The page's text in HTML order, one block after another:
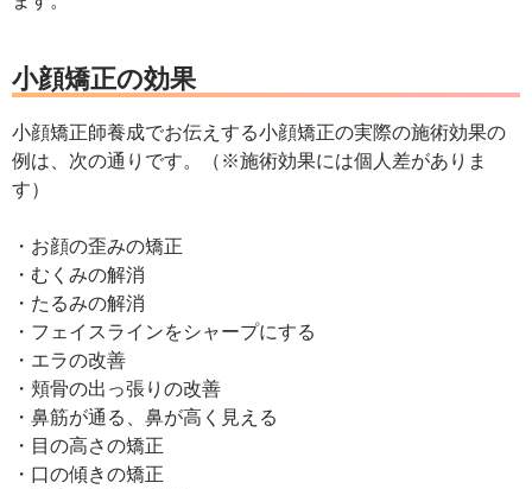
小顔矯正の効果
小顔矯正師養成でお伝えする小顔矯正の実際の施術効果の
例は、次の通りです。（※施術効果には個人差がありま
す）
・お顔の歪みの矯正
・むくみの解消
・たるみの解消
・フェイスラインをシャープにする
・エラの改善
・頬骨の出っ張りの改善
・鼻筋が通る、鼻が高く見える
・目の高さの矯正
・口の傾きの矯正